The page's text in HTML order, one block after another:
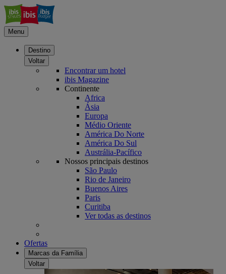
Menu
Destino
Voltar
Encontrar um hotel
ibis Magazine
Continente
Africa
Ásia
Europa
Médio Oriente
América Do Norte
América Do Sul
Austrália-Pacífico
Nossos principais destinos
São Paulo
Rio de Janeiro
Buenos Aires
Paris
Curitiba
Ver todas as destinos
Ofertas
Marcas da Família
Voltar